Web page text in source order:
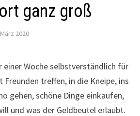
ganz groß
2020
einer Woche selbstverständlich für
Freunden treffen, in die Kneipe, ins
gehen, schöne Dinge einkaufen,
und was der Geldbeutel erlaubt.